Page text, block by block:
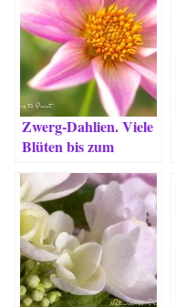
Zwerg-Dahlien. Viele
Blüten bis zum